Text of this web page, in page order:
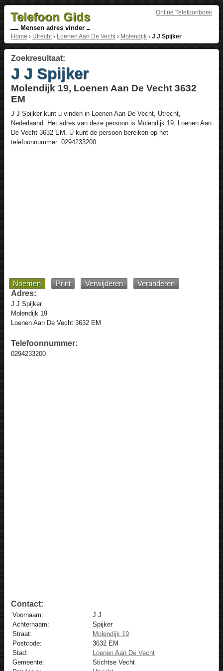
Online Telefoonboek
Telefoon Gids
Mensen adres vinder
Home › Utrecht› Loenen Aan De Vecht› Molendijk› J J Spijker
Zoekresultaat:
J J Spijker
Molendijk 19, Loenen Aan De Vecht 3632
EM
J J Spijkerkunt u vinden in Loenen Aan De Vecht, Utrecht,
Nederlaand. Het adres van deze persoon is Molendijk 19, Loenen Aan
De Vecht 3632 EM . U kunt de persoon bereiken op het
telefoonnummer: 0294233200.
Noemen Print Verwijderen
Veranderen
Adres:
J J Spijker
Molendijk 19
Loenen Aan De Vecht 3632 EM
Telefoonnummer:
0294233200
Contact:
Voornaam:
J J
Achternaam:
Spijker
Straat:
Molendijk 19
Postcode:
3632 EM
Stad:
Loenen Aan De Vecht
Gemeente:
Stichtse Vecht